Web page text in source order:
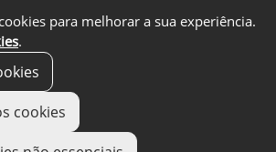
para melhorar a sua experiência.
.
cookies